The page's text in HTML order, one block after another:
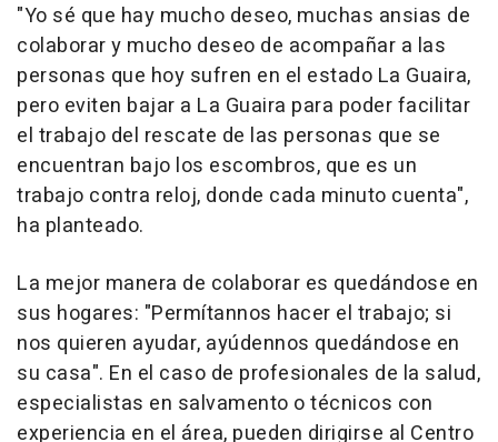
"Yo sé que hay mucho deseo, muchas ansias de
colaborar y mucho deseo de acompañar a las
personas que hoy sufren en el estado La Guaira,
pero eviten bajar a La Guaira para poder facilitar
el trabajo del rescate de las personas que se
encuentran bajo los escombros, que es un
trabajo contra reloj, donde cada minuto cuenta",
ha planteado.
La mejor manera de colaborar es quedándose en
sus hogares: "Permítannos hacer el trabajo; si
nos quieren ayudar, ayúdennos quedándose en
su casa". En el caso de profesionales de la salud,
especialistas en salvamento o técnicos con
experiencia en el área, pueden dirigirse al Centro